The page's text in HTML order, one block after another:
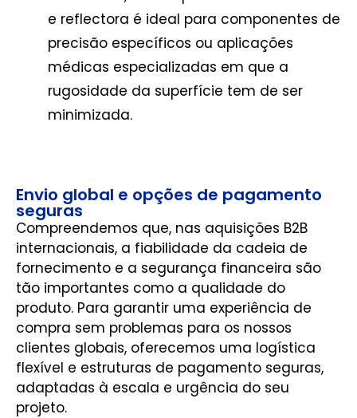
e reflectora é ideal para componentes de
precisão específicos ou aplicações
médicas especializadas em que a
rugosidade da superfície tem de ser
minimizada.
Envio global e opções de pagamento
seguras
Compreendemos que, nas aquisições B2B
internacionais, a fiabilidade da cadeia de
fornecimento e a segurança financeira são
tão importantes como a qualidade do
produto. Para garantir uma experiência de
compra sem problemas para os nossos
clientes globais, oferecemos uma logística
flexível e estruturas de pagamento seguras,
adaptadas à escala e urgência do seu
projeto.